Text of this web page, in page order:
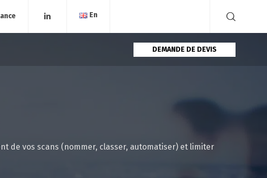
En
DEMANDE DE DEVIS
de vos scans (nommer, classer, automatiser) et limiter